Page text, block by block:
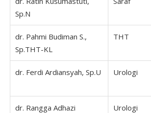
Sp.N
dr. Pahmi Budiman S.,
Sp.THT-KL
THT
dr. Ferdi Ardiansyah, Sp.U Urologi
dr. Rangga Adhazi
Urologi